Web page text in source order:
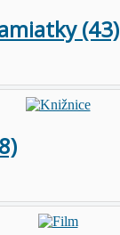
(43)